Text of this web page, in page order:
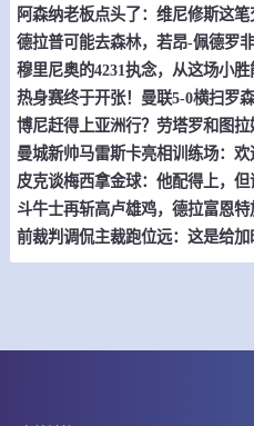
埃弗顿老虎 0 -
情报
女欧U18 B 08-08
希腊女篮U18 0 -
情报
阿森纳老板点头了：维尼修斯这
德拉普可能去森林，若昂-佩德罗
穆里尼奥的4231执念，从这场小胜
热身赛终于开张！曼联5-0横扫罗
博尼赶得上亚洲行？劳塔罗和图拉
曼城新帅马雷斯卡亮相训练场：欢
皮克谈梅西拿金球：他配得上，
斗牛士再斩高卢雄鸡，德拉富恩
前裁判调侃主裁跑位远：这是给加